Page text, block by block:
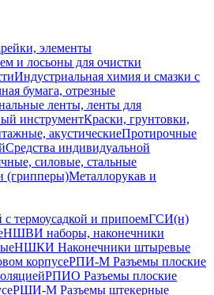
элементы
и лосьоны для очистки
Индустриальная химия и смазки с
бумага, отрезные
ленты, ленты для
инструментКраски, грунтовки,
акустическиеПротирочные
Средства индивидуальной
силовые, стальные
(грипперы)Металлорукав и
термоусадкой и припоемГСИ(н)
НШВИ наборы, наконечники
НШКИ Наконечники штыревые
корпусеРПИ-М Разъемы плоские
РПИО Разъемы плоские
РШИ-М Разъемы штекерные